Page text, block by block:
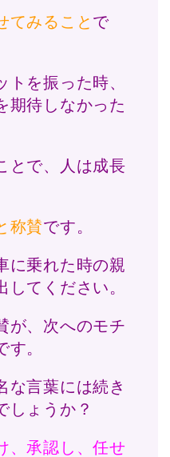
てみること で
トを振った時、
期待しなかった
とで、人は成長
称賛です。
に乗れた時の親
てください。
が、次へのモチ
。
な言葉には続き
しょうか？
、承認し、任せ